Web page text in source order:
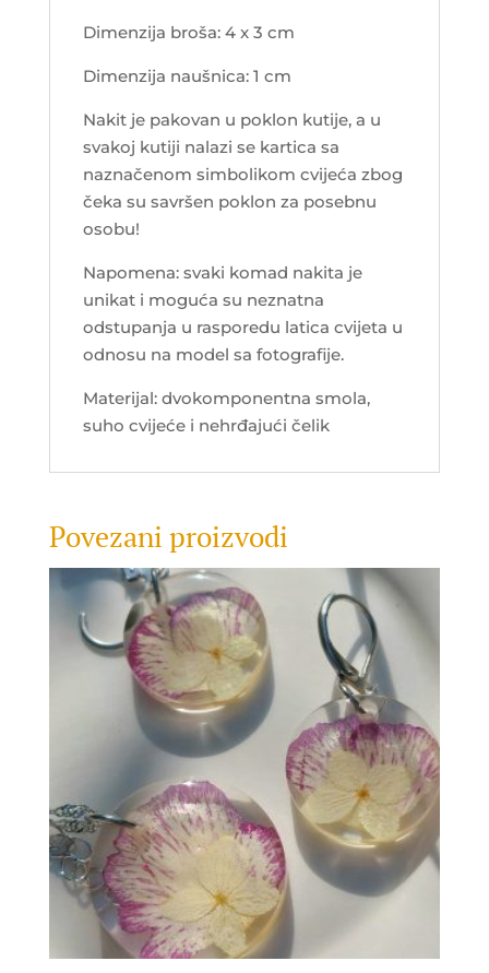
Dimenzija broša: 4 x 3 cm
Dimenzija naušnica: 1 cm
Nakit je pakovan u poklon kutije, a u
svakoj kutiji nalazi se kartica sa
naznačenom simbolikom cvijeća zbog
čeka su savršen poklon za posebnu
osobu!
Napomena: svaki komad nakita je
unikat i moguća su neznatna
odstupanja u rasporedu latica cvijeta u
odnosu na model sa fotografije.
Materijal: dvokomponentna smola,
suho cvijeće i nehrđajući čelik
Povezani proizvodi